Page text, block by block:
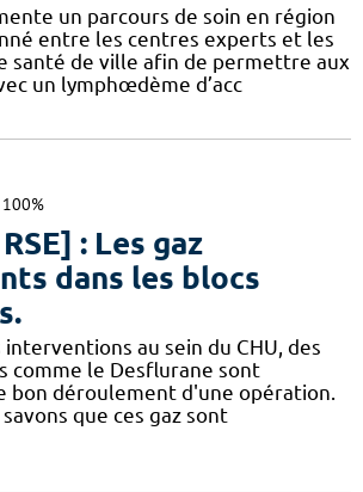
un parcours de soin en région
entre les centres experts et les
santé de ville afin de permettre aux
un lymphœdème d’acc
100%
: Les gaz
dans les blocs
au sein du CHU, des
comme le Desflurane sont
bon déroulement d'une opération.
que ces gaz sont